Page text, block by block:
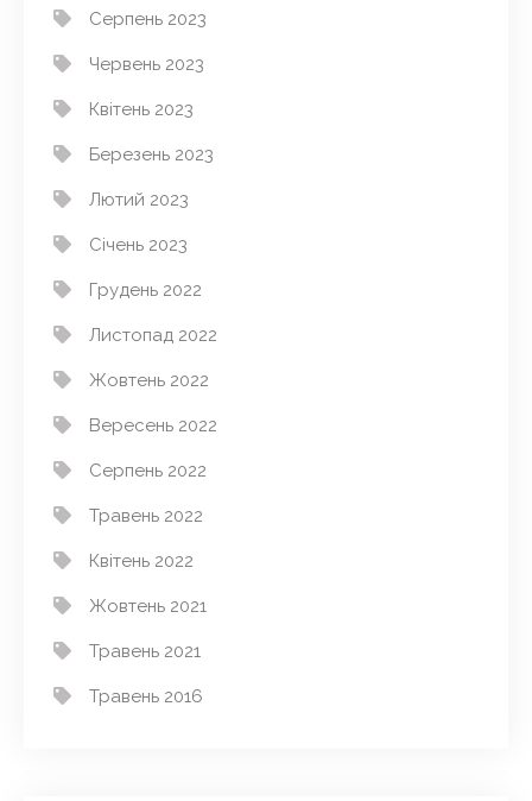
Серпень 2023
Червень 2023
Квітень 2023
Березень 2023
Лютий 2023
Січень 2023
Грудень 2022
Листопад 2022
Жовтень 2022
Вересень 2022
Серпень 2022
Травень 2022
Квітень 2022
Жовтень 2021
Травень 2021
Травень 2016